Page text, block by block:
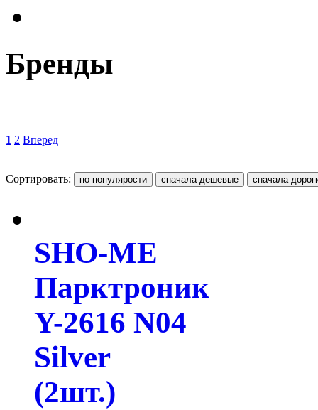
Бренды
1 2 Вперед
Сортировать:
SHO-ME
Парктроник
Y-2616 N04
Silver
(2шт.)